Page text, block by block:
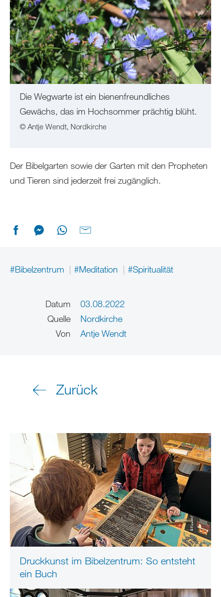
Die Wegwarte ist ein bienenfreundliches
Gewächs, das im Hochsommer prächtig blüht.
© Antje Wendt, Nordkirche
Der Bibelgarten sowie der Garten mit den Propheten
und Tieren sind jederzeit frei zugänglich.
#Bibelzentrum #Meditation #Spiritualität
Datum
03.08.2022
Quelle
Nordkirche
Von
Antje Wendt
Zurück
Druckkunst im Bibelzentrum: So entsteht
ein Buch